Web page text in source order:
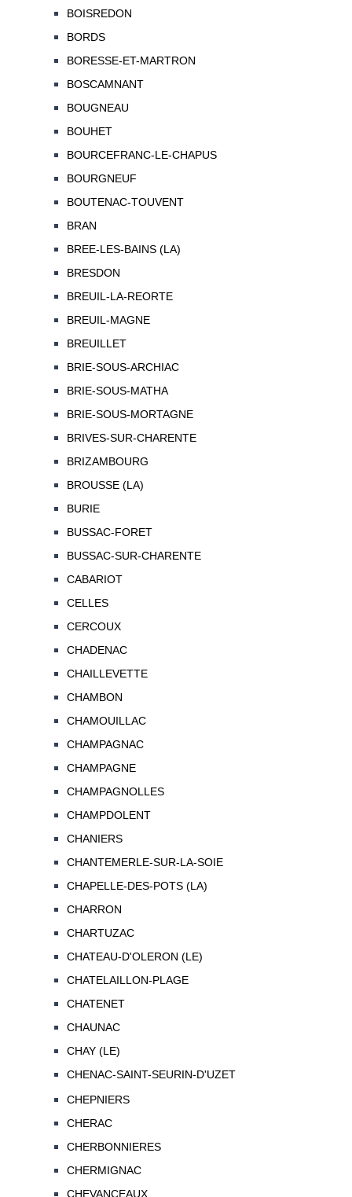
BOISREDON
BORDS
BORESSE-ET-MARTRON
BOSCAMNANT
BOUGNEAU
BOUHET
BOURCEFRANC-LE-CHAPUS
BOURGNEUF
BOUTENAC-TOUVENT
BRAN
BREE-LES-BAINS (LA)
BRESDON
BREUIL-LA-REORTE
BREUIL-MAGNE
BREUILLET
BRIE-SOUS-ARCHIAC
BRIE-SOUS-MATHA
BRIE-SOUS-MORTAGNE
BRIVES-SUR-CHARENTE
BRIZAMBOURG
BROUSSE (LA)
BURIE
BUSSAC-FORET
BUSSAC-SUR-CHARENTE
CABARIOT
CELLES
CERCOUX
CHADENAC
CHAILLEVETTE
CHAMBON
CHAMOUILLAC
CHAMPAGNAC
CHAMPAGNE
CHAMPAGNOLLES
CHAMPDOLENT
CHANIERS
CHANTEMERLE-SUR-LA-SOIE
CHAPELLE-DES-POTS (LA)
CHARRON
CHARTUZAC
CHATEAU-D'OLERON (LE)
CHATELAILLON-PLAGE
CHATENET
CHAUNAC
CHAY (LE)
CHENAC-SAINT-SEURIN-D'UZET
CHEPNIERS
CHERAC
CHERBONNIERES
CHERMIGNAC
CHEVANCEAUX